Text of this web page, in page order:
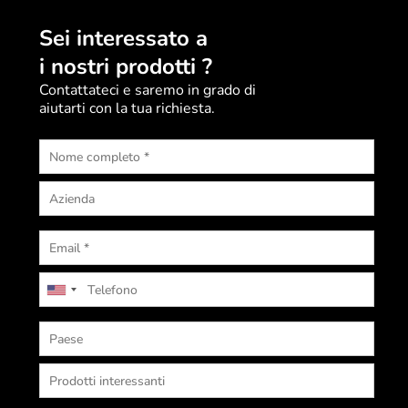
Sei interessato a
i nostri prodotti ?
Contattateci e saremo in grado di
aiutarti con la tua richiesta.
U
i
t
e
d